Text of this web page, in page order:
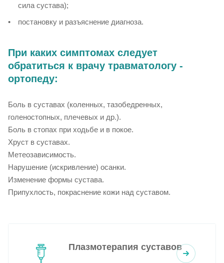
сила сустава);
постановку и разъяснение диагноза.
При каких симптомах следует
обратиться к врачу травматологу -
ортопеду:
Боль в суставах (коленных, тазобедренных,
голеностопных, плечевых и др.).
Боль в стопах при ходьбе и в покое.
Хруст в суставах.
Метеозависимость.
Нарушение (искривление) осанки.
Изменение формы сустава.
Припухлость, покраснение кожи над суставом.
Плазмотерапия суставов